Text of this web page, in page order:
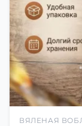
ВЯЛЕНАЯ